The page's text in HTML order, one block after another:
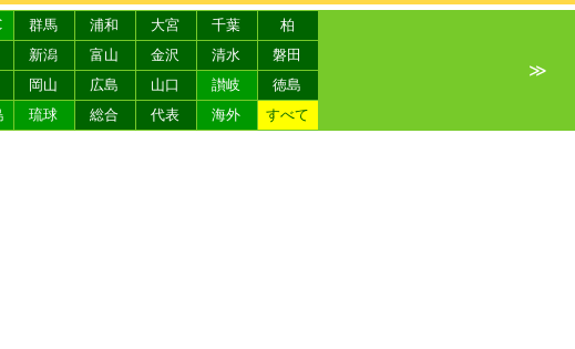
群馬 浦和 大宮 千葉
柏
新潟 富山 金沢 清水
磐田
岡山 広島 山口 讃岐
徳島
琉球 総合 代表 海外 すべて
≫